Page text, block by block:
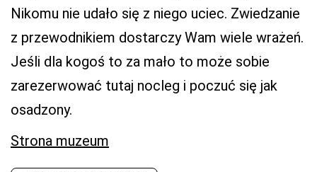
Nikomu nie udało się z niego uciec. Zwiedzanie
z przewodnikiem dostarczy Wam wiele wrażeń.
Jeśli dla kogoś to za mało to może sobie
zarezerwować tutaj nocleg i poczuć się jak
osadzony.
Strona muzeum